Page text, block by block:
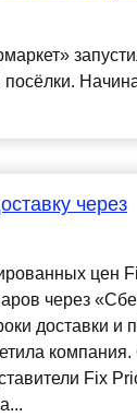
посёлки.
через
цен
через
доставки и
компания.
Fix